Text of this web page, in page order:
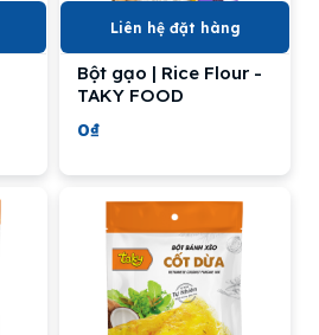
Liên hệ đặt hàng
Bột gạo | Rice Flour -
TAKY FOOD
0₫